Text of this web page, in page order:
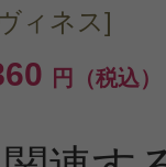
ィネス]
円（税込）